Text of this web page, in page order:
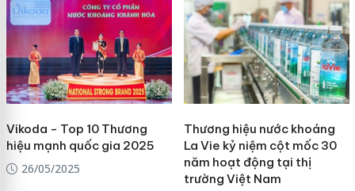
Vikoda - Top 10 Thương
hiệu mạnh quốc gia 2025
26/05/2025
Thương hiệu nước khoáng
La Vie kỷ niệm cột mốc 30
năm hoạt động tại thị
trường Việt Nam